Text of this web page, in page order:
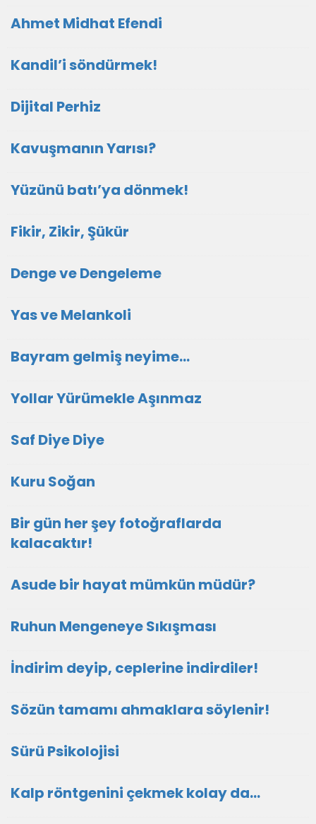
Ahmet Midhat Efendi
Kandil’i söndürmek!
Dijital Perhiz
Kavuşmanın Yarısı?
Yüzünü batı’ya dönmek!
Fikir, Zikir, Şükür
Denge ve Dengeleme
Yas ve Melankoli
Bayram gelmiş neyime...
Yollar Yürümekle Aşınmaz
Saf Diye Diye
Kuru Soğan
Bir gün her şey fotoğraflarda
kalacaktır!
Asude bir hayat mümkün müdür?
Ruhun Mengeneye Sıkışması
İndirim deyip, ceplerine indirdiler!
Sözün tamamı ahmaklara söylenir!
Sürü Psikolojisi
Kalp röntgenini çekmek kolay da...